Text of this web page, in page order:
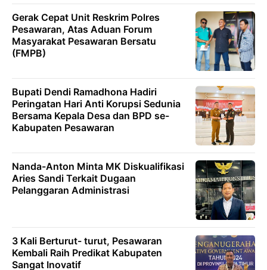
Gerak Cepat Unit Reskrim Polres
Pesawaran, Atas Aduan Forum
Masyarakat Pesawaran Bersatu
(FMPB)
Bupati Dendi Ramadhona Hadiri
Peringatan Hari Anti Korupsi Sedunia
Bersama Kepala Desa dan BPD se-
Kabupaten Pesawaran
Nanda-Anton Minta MK Diskualifikasi
Aries Sandi Terkait Dugaan
Pelanggaran Administrasi
3 Kali Berturut- turut, Pesawaran
Kembali Raih Predikat Kabupaten
Sangat Inovatif